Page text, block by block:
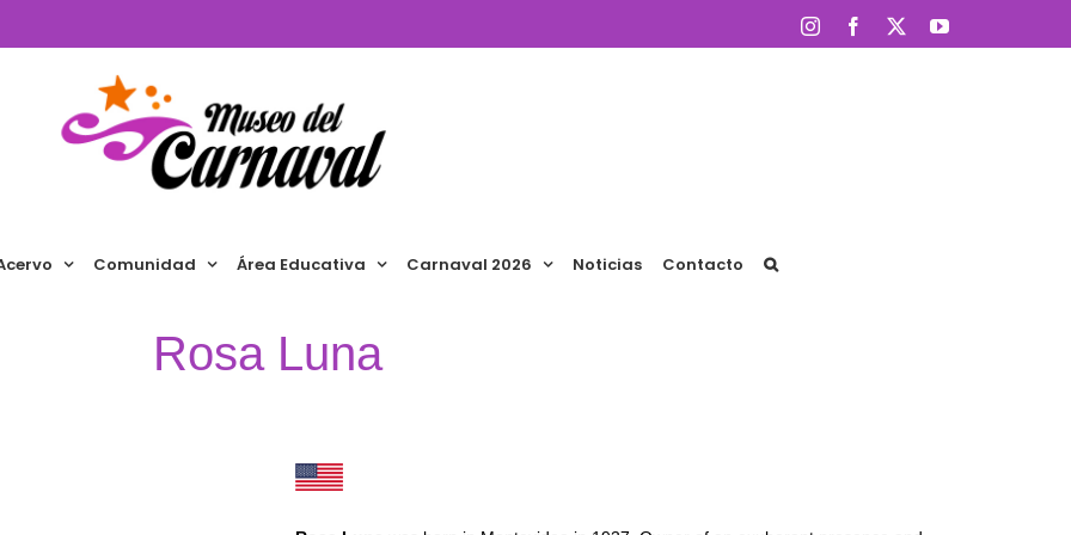
InstagramFacebook YouTube
Comunidad Área Educativa Carnaval 2026 Noticias Contacto
Rosa Luna